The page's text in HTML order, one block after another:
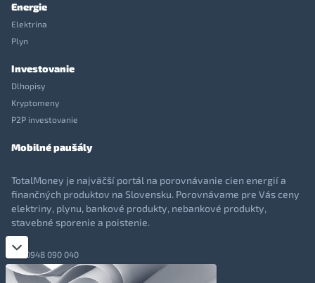
Energie
Elektrina
Plyn
Investovanie
Dlhopisy
Kryptomeny
P2P investovanie
Mobilné paušály
TotalMoney je najväčší portál na porovnávanie cien energií a
finančných produktov na Slovensku. Porovnávame pre Vás ceny
elektriny, plynu, bankové produkty, nebankové produkty,
stavebné sporenie a poistenie.
0948 090 040
+421 948 090 051